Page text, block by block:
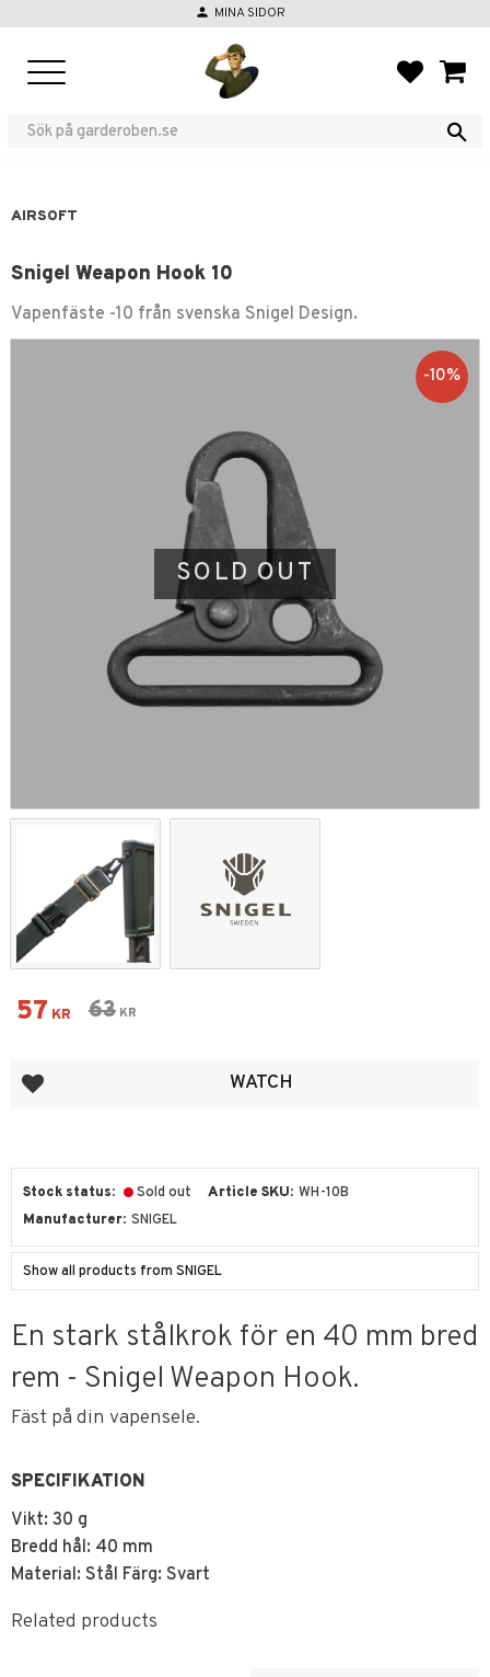
person MINA SIDOR
AIRSOFT
Snigel Weapon Hook 10
Vapenfäste -10 från svenska Snigel Design.
SOLD OUT
10%
Reduced price:
57 KR Original price:
63 KR
Add to favorites WATCH
Stock status Sold out Article SKU WH-10B
Manufacturer SNIGEL
Show all products from SNIGEL
En stark stålkrok för en 40 mm bred
rem - Snigel Weapon Hook.
Fäst på din vapensele.
SPECIFIKATION
Vikt: 30 g
Bredd hål: 40 mm
Material: Stål Färg: Svart
Related products